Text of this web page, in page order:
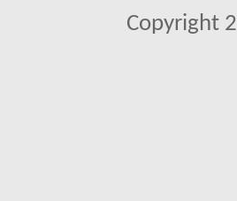
Copyright